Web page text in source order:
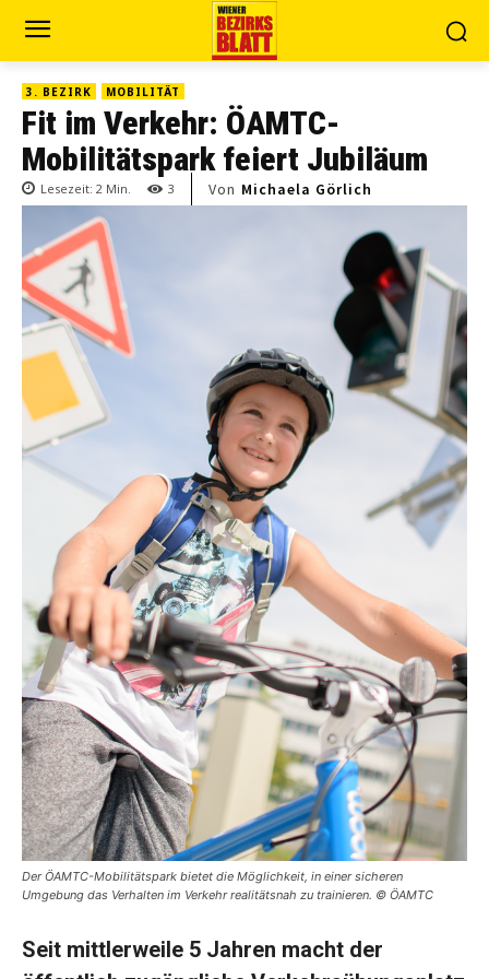
3. BEZIRK MOBILITÄT
Fit im Verkehr: ÖAMTC-
Mobilitätspark feiert Jubiläum
Lesezeit: 2 Min. 3 Von Michaela Görlich
Der ÖAMTC-Mobilitätspark bietet die Möglichkeit, in einer sicheren
Umgebung das Verhalten im Verkehr realitätsnah zu trainieren. © ÖAMTC
Seit mittlerweile 5 Jahren macht der